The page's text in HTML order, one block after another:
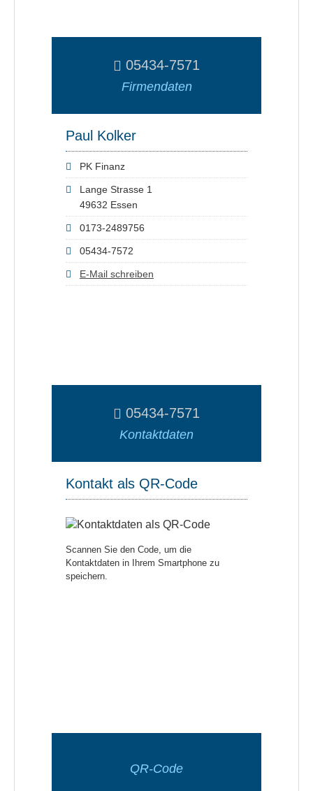
05434-7571
Firmendaten
Paul Kolker
PK Finanz
Lange Strasse 1
49632 Essen
0173-2489756
05434-7572
E-Mail schreiben
05434-7571
Kontaktdaten
Kontakt als QR-Code
Scannen Sie den Code, um die
Kontaktdaten in Ihrem Smartphone zu
speichern.
QR-Code